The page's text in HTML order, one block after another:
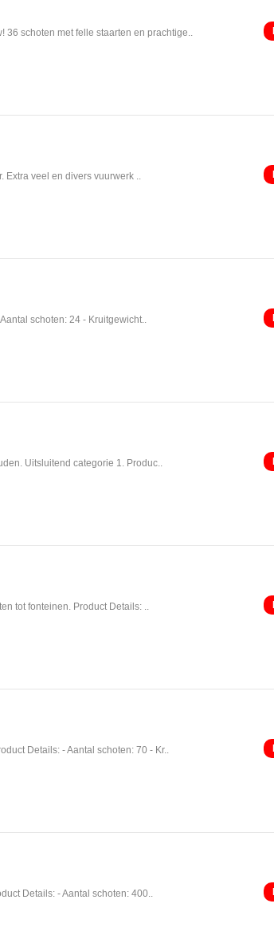
36 schoten met felle staarten en prachtige..
Extra veel en divers vuurwerk ..
schoten: 24 - Kruitgewicht..
Uitsluitend categorie 1. Produc..
tot fonteinen. Product Details: ..
Details: - Aantal schoten: 70 - Kr..
Details: - Aantal schoten: 400..